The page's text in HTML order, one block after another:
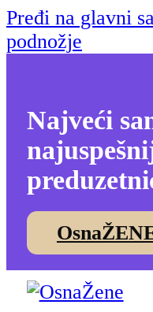
Pređi na glavni
podnožje
Najveći